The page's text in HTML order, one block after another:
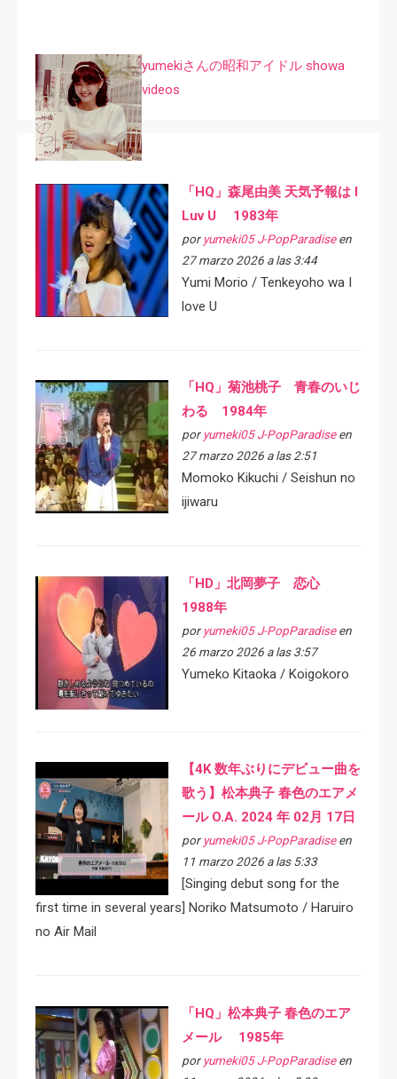
yumekiさんの昭和アイドル showa
videos
「HQ」森尾由美 天気予報は I
Luv U 1983年
por yumeki05 J-PopParadiseen
27 marzo 2026 a las 3:44
Yumi Morio / Tenkeyoho wa I
love U
「HQ」菊池桃子 青春のいじ
わる 1984年
por yumeki05 J-PopParadiseen
27 marzo 2026 a las 2:51
Momoko Kikuchi / Seishun no
ijiwaru
「HD」北岡夢子 恋心
1988年
por yumeki05 J-PopParadiseen
26 marzo 2026 a las 3:57
Yumeko Kitaoka / Koigokoro
【4K 数年ぶりにデビュー曲を
歌う】松本典子 春色のエアメ
ール O.A. 2024 年 02月 17日
por yumeki05 J-PopParadiseen
11 marzo 2026 a las 5:33
[Singing debut song for the
first time in several years] Noriko Matsumoto / Haruiro
no Air Mail
「HQ」松本典子 春色のエア
メール 1985年
por yumeki05 J-PopParadiseen